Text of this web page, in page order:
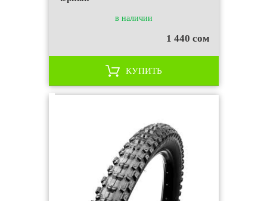
в наличии
1 440 сом
КУПИТЬ